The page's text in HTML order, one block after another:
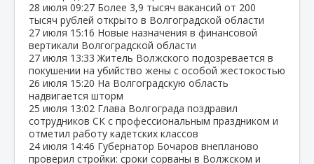
28 июля 09:27 Более 3,9 тысяч вакансий от 200
тысяч рублей открыто в Волгоградской области
27 июля 15:16 Новые назначения в финансовой
вертикали Волгоградской области
27 июля 13:33 Житель Волжского подозревается в
покушении на убийство жены с особой жестокостью
26 июля 15:20 На Волгоградскую область
надвигается шторм
25 июля 13:02 Глава Волгограда поздравил
сотрудников СК с профессиональным праздником и
отметил работу кадетских классов
24 июля 14:46 Губернатор Бочаров внепланово
проверил стройки: сроки сорваны в Волжском и